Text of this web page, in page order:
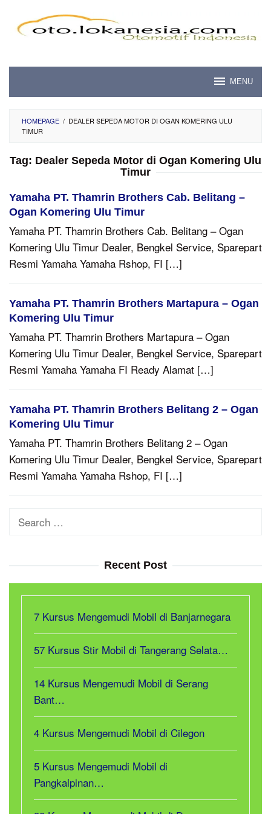
content
MENU
HOMEPAGE / DEALER SEPEDA MOTOR DI OGAN KOMERING ULU
TIMUR
Tag: Dealer Sepeda Motor di Ogan Komering Ulu
Timur
Yamaha PT. Thamrin Brothers Cab. Belitang –
Ogan Komering Ulu Timur
Yamaha PT. Thamrin Brothers Cab. Belitang – Ogan
Komering Ulu Timur Dealer, Bengkel Service, Sparepart
Resmi Yamaha Yamaha Rshop, FI […]
Yamaha PT. Thamrin Brothers Martapura – Ogan
Komering Ulu Timur
Yamaha PT. Thamrin Brothers Martapura – Ogan
Komering Ulu Timur Dealer, Bengkel Service, Sparepart
Resmi Yamaha Yamaha FI Ready Alamat […]
Yamaha PT. Thamrin Brothers Belitang 2 – Ogan
Komering Ulu Timur
Yamaha PT. Thamrin Brothers Belitang 2 – Ogan
Komering Ulu Timur Dealer, Bengkel Service, Sparepart
Resmi Yamaha Yamaha Rshop, FI […]
Search
Recent Post
7 Kursus Mengemudi Mobil di Banjarnegara
57 Kursus Stir Mobil di Tangerang Selata…
14 Kursus Mengemudi Mobil di Serang
Bant…
4 Kursus Mengemudi Mobil di Cilegon
5 Kursus Mengemudi Mobil di
Pangkalpinan…